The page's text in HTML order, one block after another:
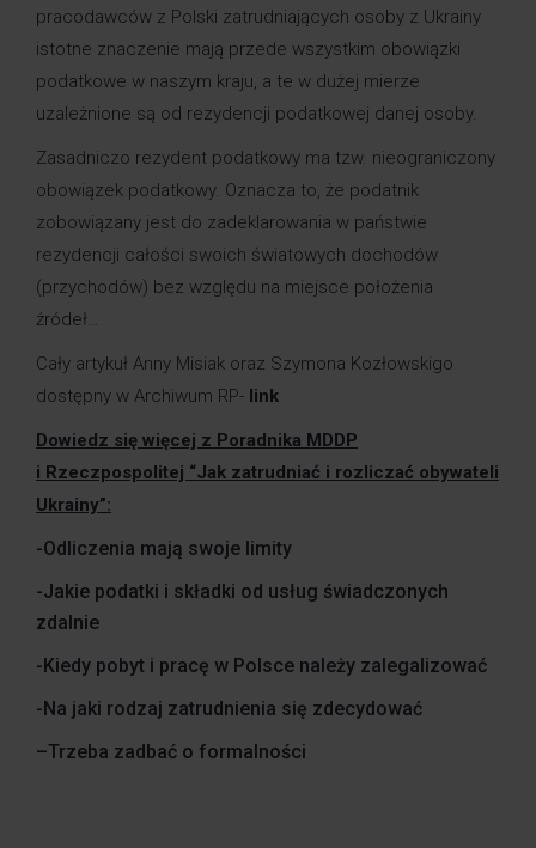
pracodawców z Polski zatrudniających osoby z Ukrainy
istotne znaczenie mają przede wszystkim obowiązki
podatkowe w naszym kraju, a te w dużej mierze
uzależnione są od rezydencji podatkowej danej osoby.
Zasadniczo rezydent podatkowy ma tzw. nieograniczony
obowiązek podatkowy. Oznacza to, że podatnik
zobowiązany jest do zadeklarowania w państwie
rezydencji całości swoich światowych dochodów
(przychodów) bez względu na miejsce położenia
źródeł…
Cały artykuł Anny Misiak oraz Szymona Kozłowskigo
dostępny w Archiwum RP- link
Dowiedz się więcej z Poradnika MDDP
i Rzeczpospolitej “Jak zatrudniać i rozliczać obywateli
Ukrainy”:
-Odliczenia mają swoje limity
-Jakie podatki i składki od usług świadczonych
zdalnie
-Kiedy pobyt i pracę w Polsce należy zalegalizować
-Na jaki rodzaj zatrudnienia się zdecydować
–Trzeba zadbać o formalności